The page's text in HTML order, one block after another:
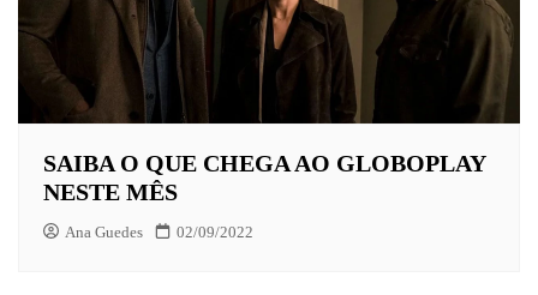
SAIBA O QUE CHEGA AO GLOBOPLAY
NESTE MÊS
Ana Guedes 02/09/2022